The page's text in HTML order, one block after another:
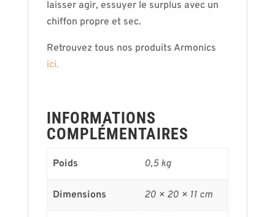
laisser agir, essuyer le surplus avec un
chiffon propre et sec.
Retrouvez tous nos produits Armonics
ici.
INFORMATIONS
COMPLÉMENTAIRES
Poids 0,5 kg
Dimensions 20 × 20 × 11 cm